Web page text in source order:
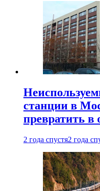
станции в
превратить в
2 года спустя2 года